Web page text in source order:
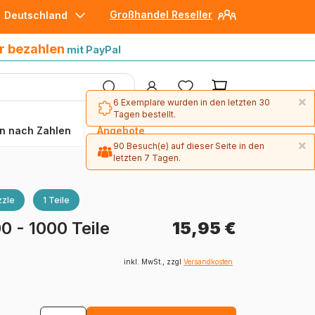
Großhandel Reseller
Deutschland
bezahlen mit PayPal
nach Zahlen Angebote
1 Teile
- 1000 Teile 15,95 €
inkl. MwSt., zzgl Versandkosten
×
6 Exemplare wurden in den letzten 30
Tagen bestellt.
×
90 Besuch(e) auf dieser Seite in den
letzten 7 Tagen.